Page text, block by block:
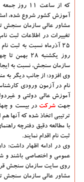
آموزش كشور شروع شده، امشب یكشنبه ۲۵
مشاور عالی سازمان سنجش
۲۵ آذرماه نسبت به ثبت
سازمان سنجش، نسبت به
وی افزود: از جانب دیگر به
آموزش عالی دولتی و
جهتشركت در بیست و
با مطالعه دقیق دفترچه
ثبت نام اقدام نمایند.
وی در ادامه اظهار داشت:
عمومی و اختصاصی باشند و
روی سایت سازمان سنجش
مشاور عالی سازمان سنجش